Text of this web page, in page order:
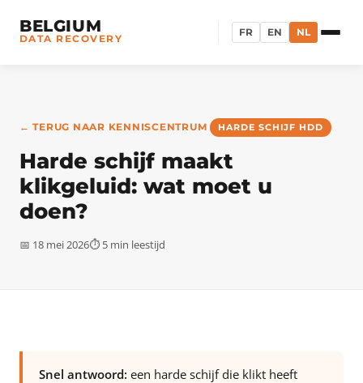
BELGIUM
DATA RECOVERY FR EN NL
← TERUG NAAR KENNISCENTRUM HARDE SCHIJF HDD
Harde schijf maakt
klikgeluid: wat moet u
doen?
📅 18 mei 2026⏱ 5 min leestijd
Snel antwoord: een harde schijf die klikt heeft